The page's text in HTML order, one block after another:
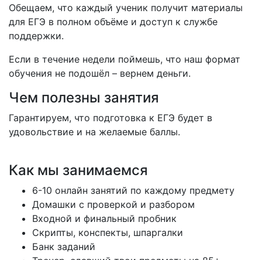
Обещаем, что каждый ученик получит материалы
для ЕГЭ в полном объёме и доступ к службе
поддержки.
Если в течение недели поймешь, что наш формат
обучения не подошёл – вернем деньги.
Чем полезны занятия
Гарантируем, что подготовка к ЕГЭ будет в
удовольствие и на желаемые баллы.
Как мы занимаемся
6-10 онлайн занятий по каждому предмету
Домашки с проверкой и разбором
Входной и финальный пробник
Скрипты, конспекты, шпаргалки
Банк заданий